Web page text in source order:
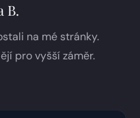
B.
na mé stránky.
pro vyšší záměr.